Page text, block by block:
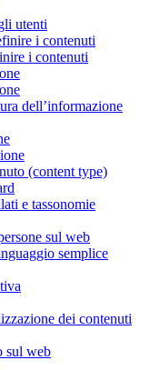
utenti
i contenuti
i contenuti
dell’informazione
(content type)
e tassonomie
sul web
semplice
dei contenuti
sul web